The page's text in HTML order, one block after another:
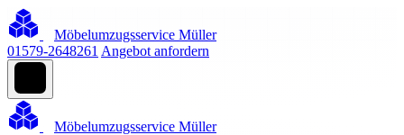
Möbelumzugsservice Müller
01579-2648261 Angebot anfordern
Möbelumzugsservice Müller